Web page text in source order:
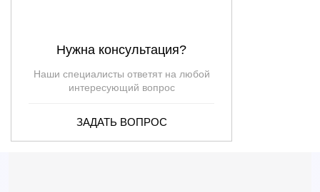
VXm 20/35 10m
36 15.5
VXm 20/35-MF 10m
—
VXm 20/35-ST 10m
—
VXm 20/50-MF 10m
—
VXm 20/50-ST 10m
— —
2
Нужна консультация?
Наши специалисты ответят на любой
интересующий вопрос
ЗАДАТЬ ВОПРОС